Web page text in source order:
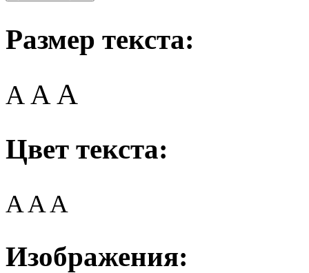
Размер текста:
A AA
Цвет текста:
AAA
Изображения: